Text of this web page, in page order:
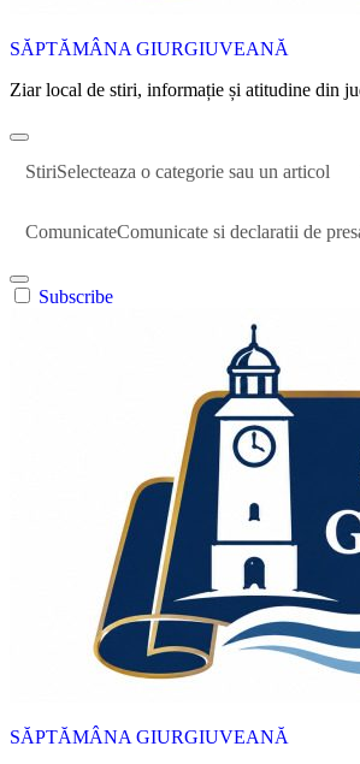
SĂPTĂMÂNA GIURGIUVEANĂ
Ziar local de stiri, informație și atitudine din
StiriSelecteaza o categorie sau un articol
ComunicateComunicate si declaratii de
Subscribe
SĂPTĂMÂNA GIURGIUVEANĂ